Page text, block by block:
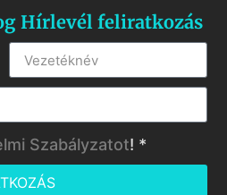
Hírlevél feliratkozás
Szabályzatot! *